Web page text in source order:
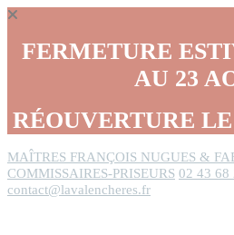
FERMETURE
AU 23
RÉOUVERTURE
MAÎTRES FRANÇOIS NUGUES &
COMMISSAIRES-PRISEURS 02 43 68
contact@lavalencheres.fr
Panneau de gestion des cookies